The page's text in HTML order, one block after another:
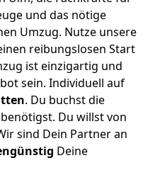
und das nötige
Umzug. Nutze unsere
reibungslosen Start
ist einzigartig und
sein. Individuell auf
. Du buchst die
Du willst von
sind Dein Partner an
Deine